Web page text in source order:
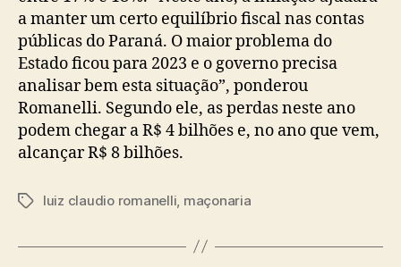
a manter um certo equilíbrio fiscal nas contas
públicas do Paraná. O maior problema do
Estado ficou para 2023 e o governo precisa
analisar bem esta situação”, ponderou
Romanelli. Segundo ele, as perdas neste ano
podem chegar a R$ 4 bilhões e, no ano que vem,
alcançar R$ 8 bilhões.
Tagsluiz claudio romanelli, maçonaria